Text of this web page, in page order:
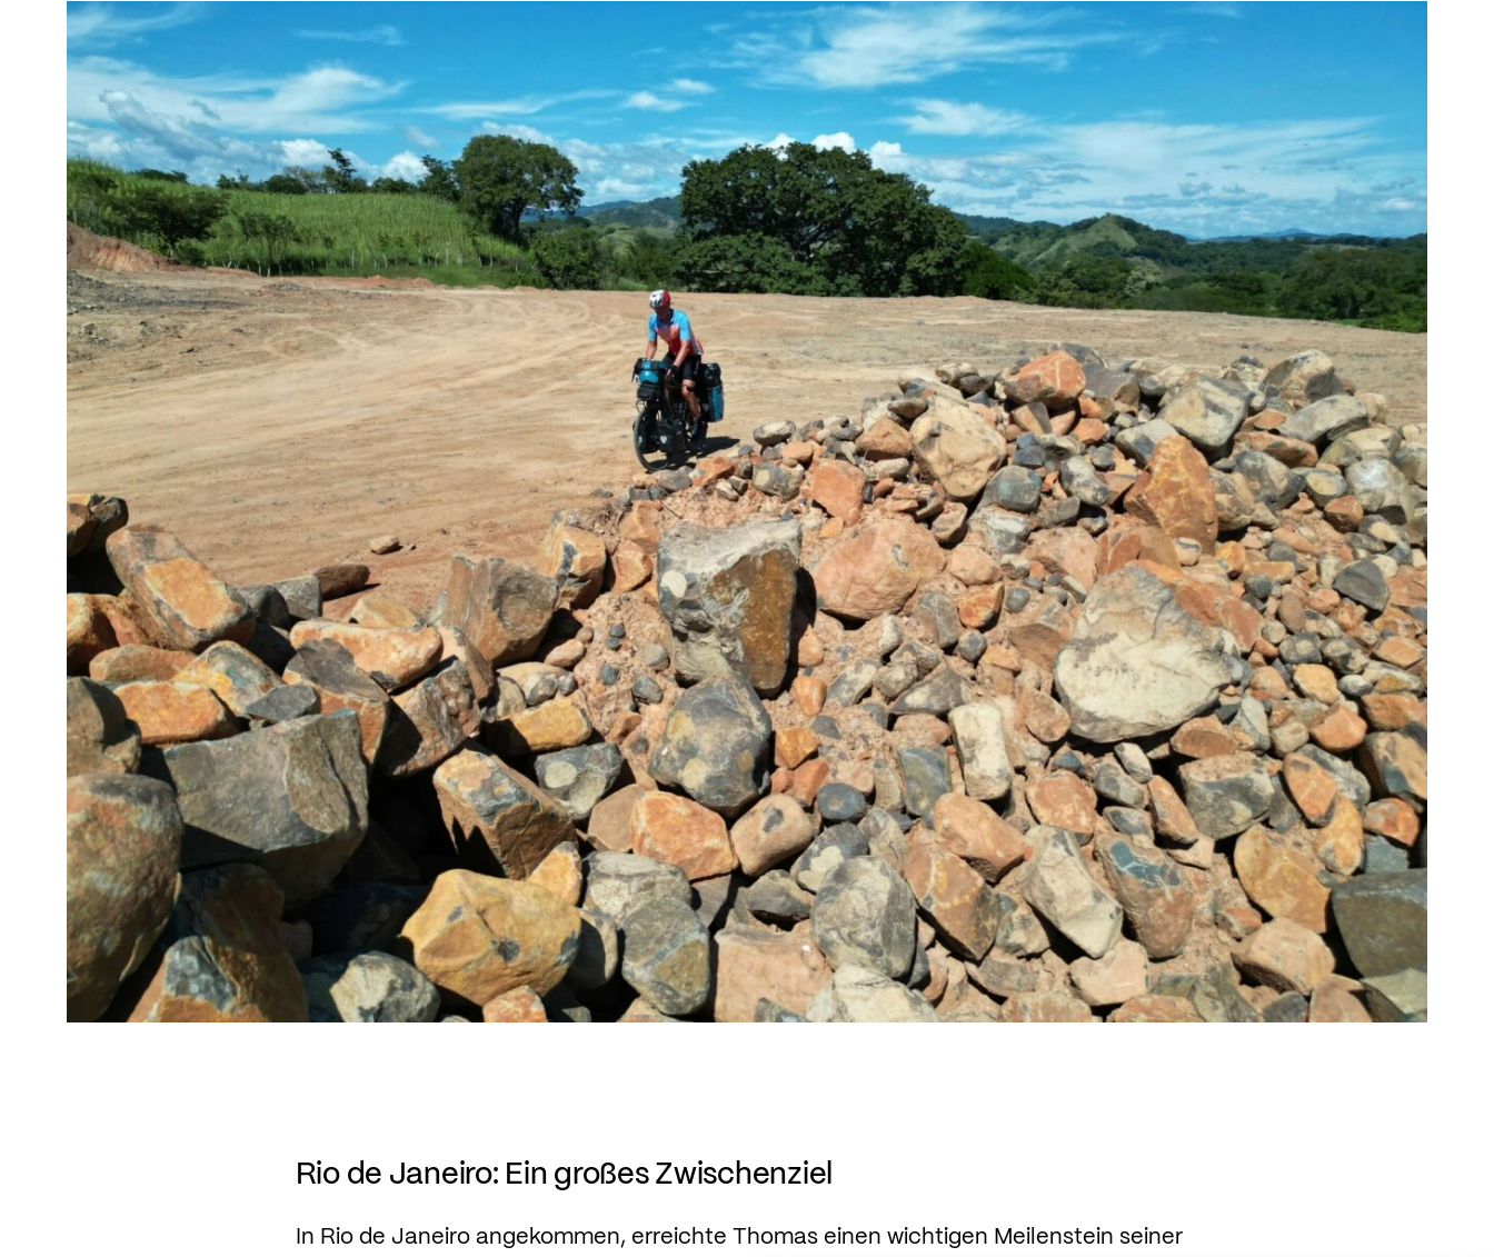
Rio de Janeiro: Ein großes Zwischenziel
In Rio de Janeiro angekommen, erreichte Thomas einen wichtigen Meilenstein seiner